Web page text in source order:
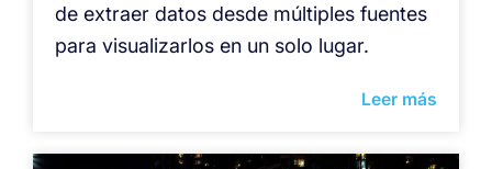
de extraer datos desde múltiples fuentes
para visualizarlos en un solo lugar.
Leer más